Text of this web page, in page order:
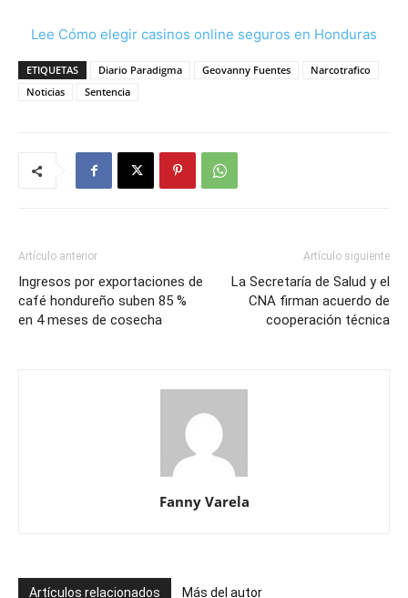
Lee Cómo elegir casinos online seguros en Honduras
ETIQUETAS Diario Paradigma Geovanny Fuentes
Narcotrafico
Noticias
Sentencia
Artículo anterior
Ingresos por exportaciones de
café hondureño suben 85 %
en 4 meses de cosecha
Artículo siguiente
La Secretaría de Salud y el
CNA firman acuerdo de
cooperación técnica
Fanny Varela
Artículos relacionados Más del autor